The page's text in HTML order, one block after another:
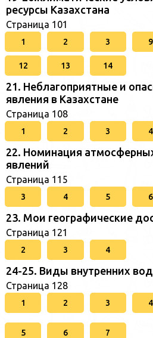
ресурсы Казахстана
Страница 101
1 2 3 9
12 13 14
21. Неблагоприятные и
явления в Казахстане
Страница 108
1 2 3 4
22. Номинация
явлений
Страница 115
3 4 5 6
23. Мои географические
Страница 121
2 3 4
24-25. Виды внутренних
Страница 128
1 2 3 4
5 6 7